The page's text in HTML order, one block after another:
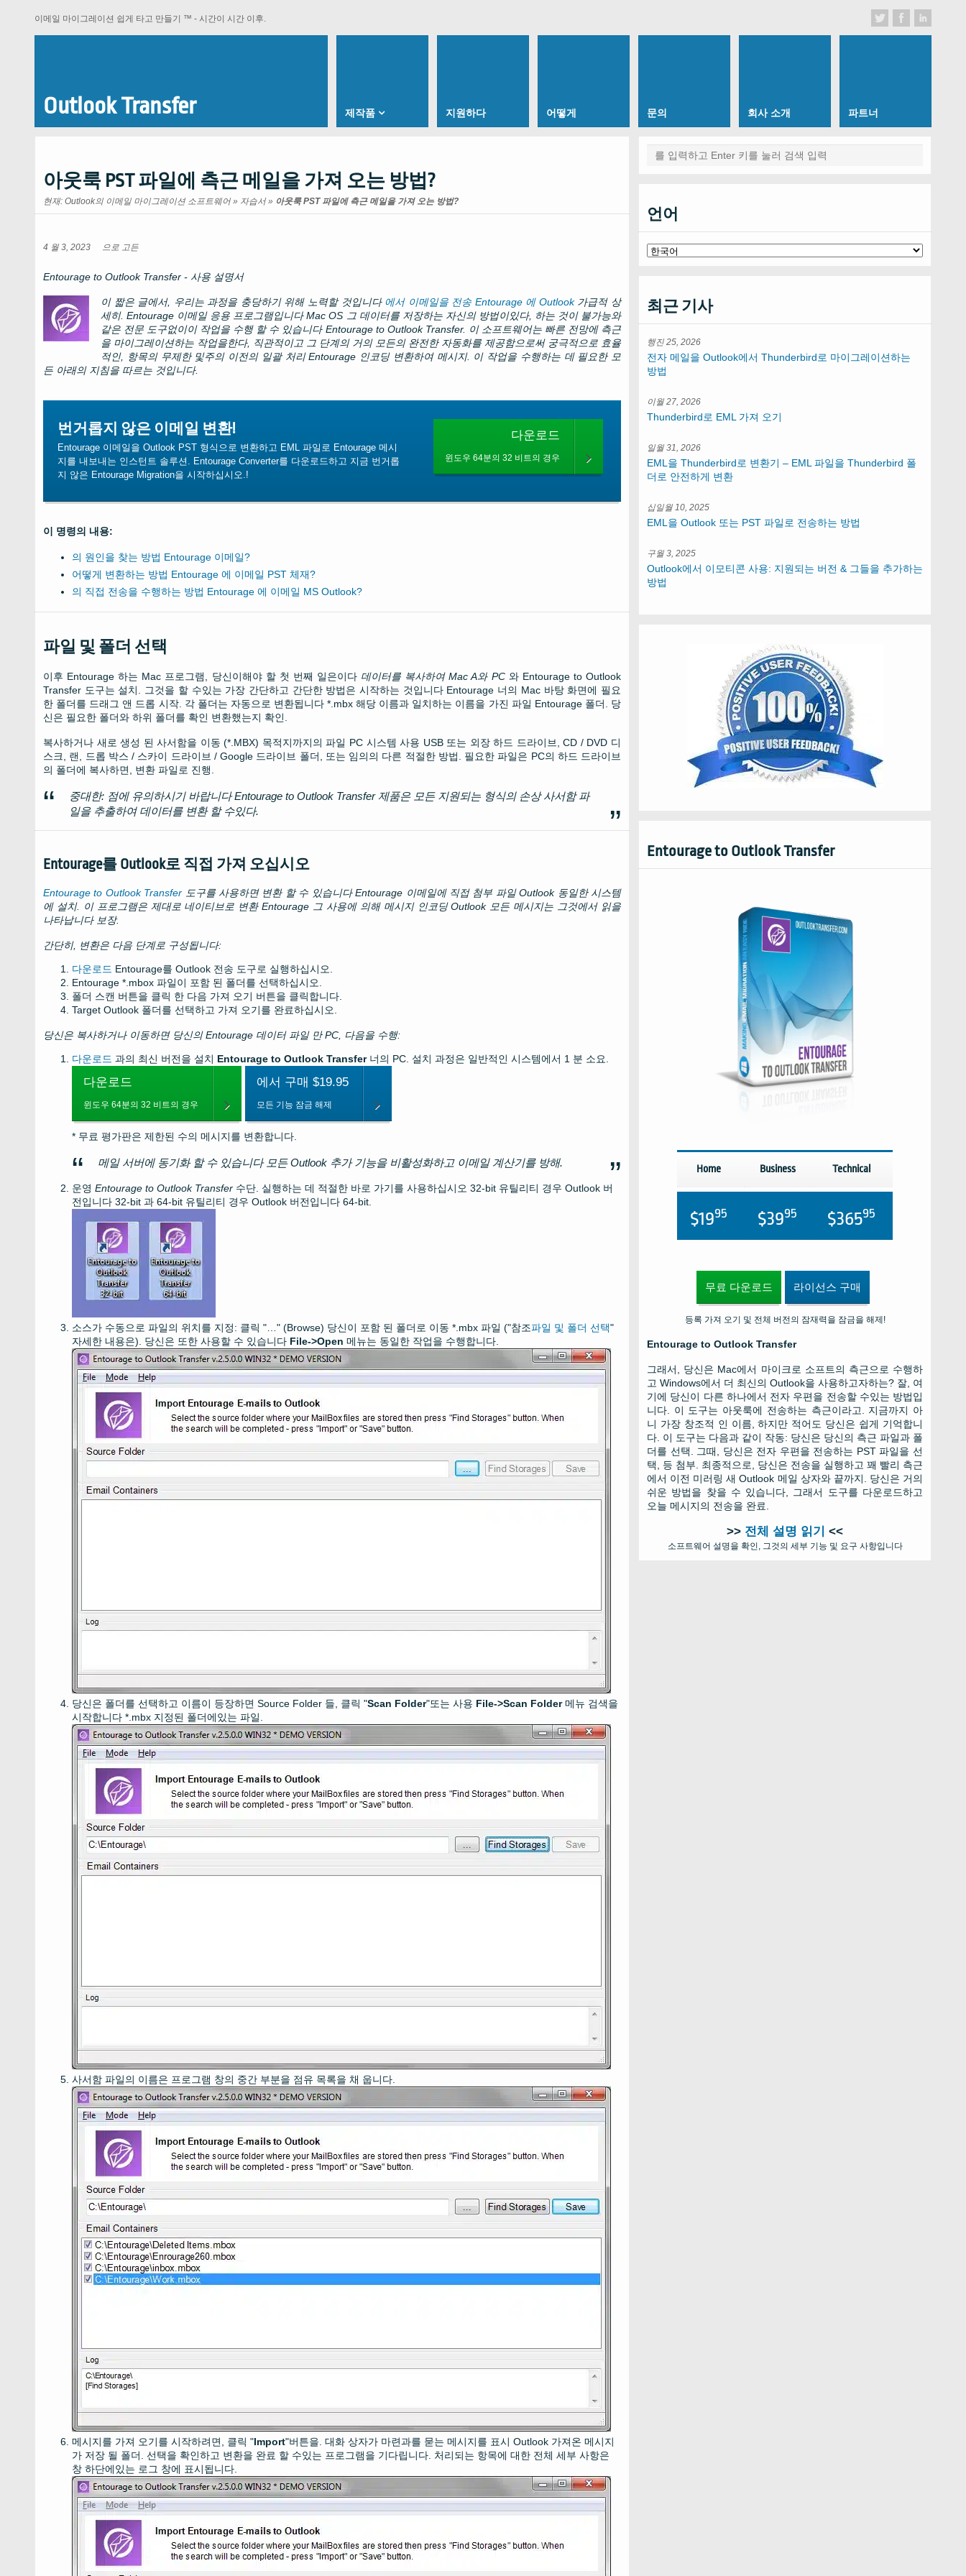
이메일 마이그레이션 쉽게 타고 만들기 ™ - 시간이 시간 이후.
Outlook Transfer 제작품 지원하다 어떻게 문의 회사 소개 파트너
아웃룩 PST 파일에 측근 메일을 가져 오는 방법?
현재: Outlook의 이메일 마이그레이션 소프트웨어 » 자습서 » 아웃룩 PST 파일에 측근 메일을 가져 오는 방법?
4 월 3, 2023 으로 고든
Entourage to Outlook Transfer - 사용 설명서
이 짧은 글에서, 우리는 과정을 충당하기 위해 노력할 것입니다 에서 이메일을 전송 Entourage에 Outlook가급적 상
세히.Entourage 이메일 응용 프로그램입니다Mac OS 그 데이터를 저장하는 자신의 방법이있다, 하는 것이 불가능와
같은 전문 도구없이이 작업을 수행 할 수 있습니다 Entourage to Outlook Transfer. 이 소프트웨어는 빠른 전망에 측근
을 마이그레이션하는 작업을한다, 직관적이고 그 단계의 거의 모든의 완전한 자동화를 제공함으로써 궁극적으로 효율
적인, 항목의 무제한 및주의 이전의 일괄 처리Entourage 인코딩 변환하여 메시지. 이 작업을 수행하는 데 필요한 모
든 아래의 지침을 따르는 것입니다.
번거롭지 않은 이메일 변환!
Entourage 이메일을 Outlook PST 형식으로 변환하고 EML 파일로 Entourage 메시
지를 내보내는 인스턴트 솔루션. Entourage Converter를 다운로드하고 지금 번거롭
지 않은 Entourage Migration을 시작하십시오.!
다운로드
윈도우 64분의 32 비트의 경우
이 명령의 내용:
의 원인을 찾는 방법 Entourage 이메일?
어떻게 변환하는 방법 Entourage 에 이메일 PST 체재?
의 직접 전송을 수행하는 방법 Entourage 에 이메일 MS Outlook?
파일 및 폴더 선택
이후 Entourage 하는 Mac 프로그램, 당신이해야 할 첫 번째 일은이다 데이터를 복사하여Mac A와 PC와 Entourage to Outlook
Transfer 도구는 설치. 그것을 할 수있는 가장 간단하고 간단한 방법은 시작하는 것입니다 Entourage 너의 Mac바탕 화면에 필요
한 폴더를 드래그 앤 드롭 시작. 각 폴더는 자동으로 변환됩니다*.mbx 해당 이름과 일치하는 이름을 가진 파일 Entourage폴더. 당
신은 필요한 폴더와 하위 폴더를 확인 변환했는지 확인.
복사하거나 새로 생성 된 사서함을 이동 (*.MBX) 목적지까지의 파일 PC시스템 사용 USB또는 외장 하드 드라이브, CD / DVD 디
스크, 랜, 드롭 박스 / 스카이 드라이브 / Google 드라이브 폴더, 또는 임의의 다른 적절한 방법. 필요한 파일은 PC의 하드 드라이브
의 폴더에 복사하면, 변환 파일로 진행.
중대한: 점에 유의하시기 바랍니다Entourage to Outlook Transfer제품은 모든 지원되는 형식의 손상 사서함 파
일을 추출하여 데이터를 변환 할 수있다.
Entourage를 Outlook로 직접 가져 오십시오
Entourage to Outlook Transfer 도구를 사용하면 변환 할 수 있습니다Entourage 이메일에 직접 첨부 파일Outlook동일한 시스템
에 설치. 이 프로그램은 제대로 네이티브로 변환Entourage 그 사용에 의해 메시지 인코딩Outlook모든 메시지는 그것에서 읽을
나타납니다 보장.
간단히, 변환은 다음 단계로 구성됩니다:
다운로드 Entourage를 Outlook 전송 도구로 실행하십시오.
Entourage *.mbox 파일이 포함 된 폴더를 선택하십시오.
폴더 스캔 버튼을 클릭 한 다음 가져 오기 버튼을 클릭합니다.
Target Outlook 폴더를 선택하고 가져 오기를 완료하십시오.
당신은 복사하거나 이동하면 당신의Entourage 데이터 파일 만PC , 다음을 수행:
다운로드 과의 최신 버전을 설치 Entourage to Outlook Transfer너의 PC . 설치 과정은 일반적인 시스템에서 1 분 소요.
다운로드
윈도우 64분의 32 비트의 경우
에서 구매 $19.95
모든 기능 잠금 해제
* 무료 평가판은 제한된 수의 메시지를 변환합니다.
메일 서버에 동기화 할 수 있습니다 모든 Outlook 추가 기능을 비활성화하고 이메일 계산기를 방해.
운영 Entourage to Outlook Transfer 수단. 실행하는 데 적절한 바로 가기를 사용하십시오 32-bit 유틸리티 경우 Outlook 버
전입니다 32-bit 과 64-bit 유틸리티 경우 Outlook 버전입니다 64-bit
소스가 수동으로 파일의 위치를 ​​지정: 클릭 "…" (Browse) 당신이 포함 된 폴더로 이동 *.mbx 파일 ("참조파일 및 폴더 선택"
자세한 내용은). 당신은 또한 사용할 수 있습니다 File->Open 메뉴는 동일한 작업을 수행합니다.
당신은 폴더를 선택하고 이름이 등장하면 Source Folder 들, 클릭 "Scan Folder"또는 사용 File->Scan Folder메뉴 검색을
시작합니다 *.mbx 지정된 폴더에있는 파일.
사서함 파일의 이름은 프로그램 창의 중간 부분을 점유 목록을 채 웁니다.
메시지를 가져 오기를 시작하려면, 클릭 "Import"버튼을. 대화 상자가 마련과를 묻는 메시지를 표시 Outlook 가져온 메시지
가 저장 될 폴더. 선택을 확인하고 변환을 완료 할 수있는 프로그램을 기다립니다. 처리되는 항목에 대한 전체 세부 사항은
창 하단에있는 로그 창에 표시됩니다.
언어
최근 기사
행진 25, 2026
전자 메일을 Outlook에서 Thunderbird로 마이그레이션하는
방법
이월 27, 2026
Thunderbird로 EML 가져 오기
일월 31, 2026
EML을 Thunderbird로 변환기 – EML 파일을 Thunderbird 폴
더로 안전하게 변환
십일월 10, 2025
EML을 Outlook 또는 PST 파일로 전송하는 방법
구월 3, 2025
Outlook에서 이모티콘 사용: 지원되는 버전 & 그들을 추가하는
방법
Entourage to Outlook Transfer
Home
$1995
Business
$3995
Technical
$36595
무료 다운로드 라이선스 구매
등록 가져 오기 및 전체 버전의 잠재력을 잠금을 해제!
Entourage to Outlook Transfer
그래서, 당신은 Mac에서 마이크로 소프트의 측근으로 수행하
고 Windows에서 더 최신의 Outlook을 사용하고자하는? 잘, 여
기에 당신이 다른 하나에서 전자 우편을 전송할 수있는 방법입
니다. 이 도구는 아웃룩에 전송하는 측근이라고. 지금까지 아
니 가장 창조적 인 이름, 하지만 적어도 당신은 쉽게 기억합니
다. 이 도구는 다음과 같이 작동: 당신은 당신의 측근 파일과 폴
더를 선택. 그때, 당신은 전자 우편을 전송하는 PST 파일을 선
택, 등 첨부. 최종적으로, 당신은 전송을 실행하고 꽤 빨리 측근
에서 이전 미러링 새 Outlook 메일 상자와 끝까지. 당신은 거의
쉬운 방법을 찾을 수 있습니다, 그래서 도구를 다운로드하고
오늘 메시지의 전송을 완료.
>> 전체 설명 읽기 <<
소프트웨어 설명을 확인, 그것의 세부 기능 및 요구 사항입니다